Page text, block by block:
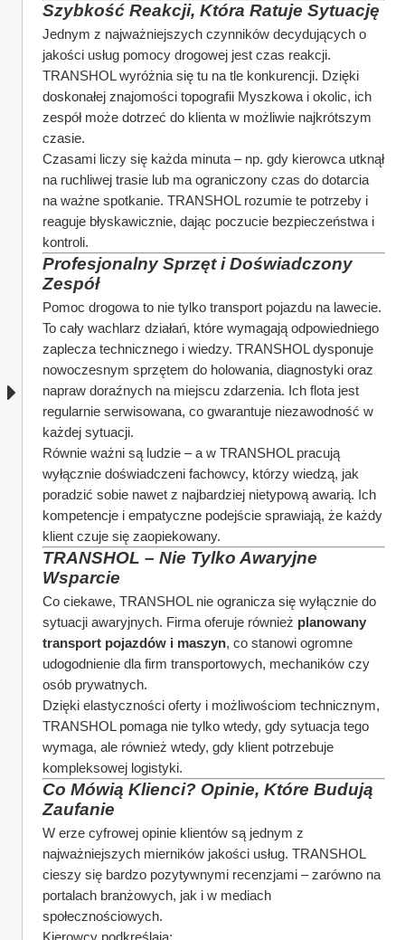
Szybkość Reakcji, Która Ratuje Sytuację
Jednym z najważniejszych czynników decydujących o
jakości usług pomocy drogowej jest czas reakcji.
TRANSHOL wyróżnia się tu na tle konkurencji. Dzięki
doskonałej znajomości topografii Myszkowa i okolic, ich
zespół może dotrzeć do klienta w możliwie najkrótszym
czasie.
Czasami liczy się każda minuta – np. gdy kierowca utknął
na ruchliwej trasie lub ma ograniczony czas do dotarcia
na ważne spotkanie. TRANSHOL rozumie te potrzeby i
reaguje błyskawicznie, dając poczucie bezpieczeństwa i
kontroli.
Profesjonalny Sprzęt i Doświadczony
Zespół
Pomoc drogowa to nie tylko transport pojazdu na lawecie.
To cały wachlarz działań, które wymagają odpowiedniego
zaplecza technicznego i wiedzy. TRANSHOL dysponuje
nowoczesnym sprzętem do holowania, diagnostyki oraz
napraw doraźnych na miejscu zdarzenia. Ich flota jest
regularnie serwisowana, co gwarantuje niezawodność w
każdej sytuacji.
Równie ważni są ludzie – a w TRANSHOL pracują
wyłącznie doświadczeni fachowcy, którzy wiedzą, jak
poradzić sobie nawet z najbardziej nietypową awarią. Ich
kompetencje i empatyczne podejście sprawiają, że każdy
klient czuje się zaopiekowany.
TRANSHOL – Nie Tylko Awaryjne
Wsparcie
Co ciekawe, TRANSHOL nie ogranicza się wyłącznie do
sytuacji awaryjnych. Firma oferuje również planowany
transport pojazdów i maszyn, co stanowi ogromne
udogodnienie dla firm transportowych, mechaników czy
osób prywatnych.
Dzięki elastyczności oferty i możliwościom technicznym,
TRANSHOL pomaga nie tylko wtedy, gdy sytuacja tego
wymaga, ale również wtedy, gdy klient potrzebuje
kompleksowej logistyki.
Co Mówią Klienci? Opinie, Które Budują
Zaufanie
W erze cyfrowej opinie klientów są jednym z
najważniejszych mierników jakości usług. TRANSHOL
cieszy się bardzo pozytywnymi recenzjami – zarówno na
portalach branżowych, jak i w mediach
społecznościowych.
Kierowcy podkreślają: